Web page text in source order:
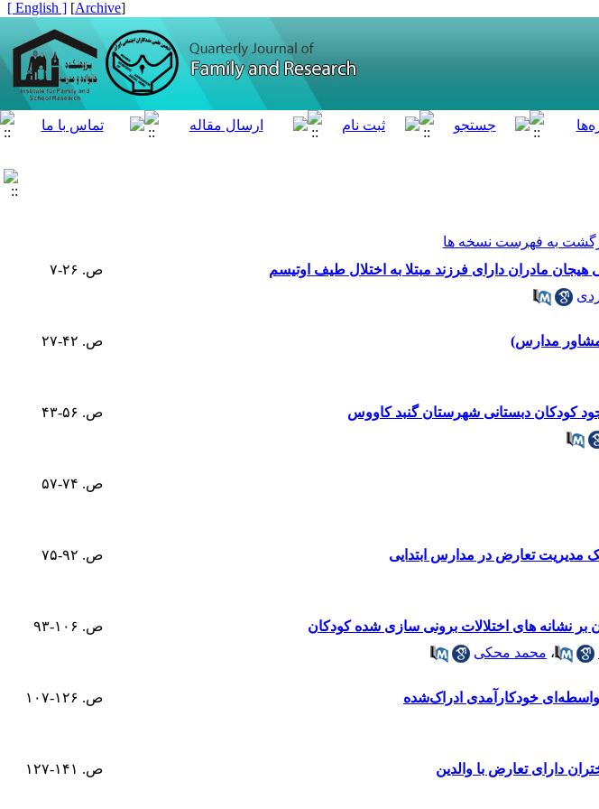
[
Archive
]
[ English ]
به فهرست نسخه ها
مادران دارای فرزند مبتلا به اختلال طیف اوتیسم
ص. ۲۶-۷
مدارس)
ص. ۴۲-۲۷
کودکان دبستانی شهرستان گنبد کاووس
ص. ۵۶-۴۳
ص. ۷۴-۵۷
مدیریت تعارض در مدارس ابتدایی
ص. ۹۲-۷۵
نشانه های اختلالات برونی سازی شده کودکان
ص. ۱۰۶-۹۳
، محمد محکی
خودکارآمدی ادراک‌شده
ص. ۱۲۶-۱۰۷
دارای تعارض با والدین
ص. ۱۴۱-۱۲۷